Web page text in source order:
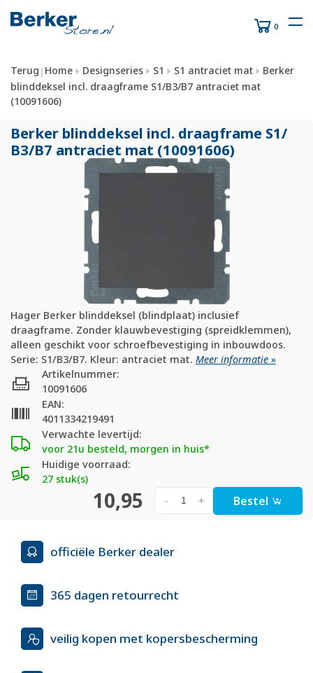
0
Terug | Home Designseries S1 S1 antraciet mat
Berker
blinddeksel incl. draagframe S1/B3/B7 antraciet mat
(10091606)
Berker blinddeksel incl. draagframe S1/
B3/B7 antraciet mat (10091606)
Hager Berker blinddeksel (blindplaat) inclusief
draagframe. Zonder klauwbevestiging (spreidklemmen),
alleen geschikt voor schroefbevestiging in inbouwdoos.
Serie: S1/B3/B7. Kleur: antraciet mat. Meer informatie »
Verwachte levertijd:
voor 21u besteld, morgen in huis*
Huidige voorraad:
27 stuk(s)
Artikelnummer:
10091606
EAN:
4011334219491
10,95 +
- Bestel
officiële Berker dealer
365 dagen retourrecht
veilig kopen met kopersbescherming